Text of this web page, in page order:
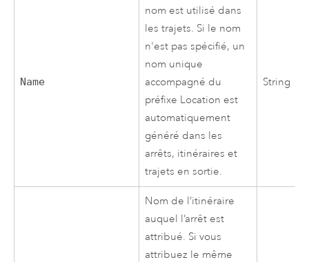
Name
nom est utilisé dans
les trajets. Si le nom
n'est pas spécifié, un
nom unique
accompagné du
préfixe Location est
automatiquement
généré dans les
arrêts, itinéraires et
trajets en sortie.
String
Nom de l’itinéraire
auquel l’arrêt est
attribué. Si vous
attribuez le même